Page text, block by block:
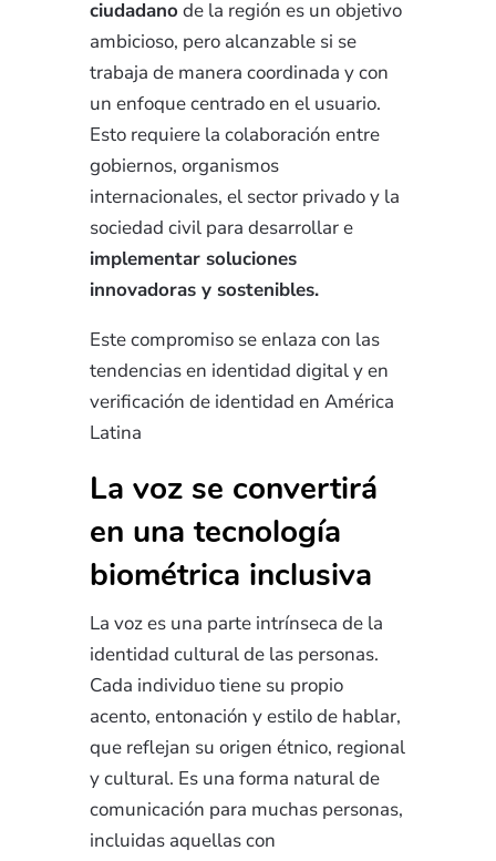
ciudadano de la región es un objetivo
ambicioso, pero alcanzable si se
trabaja de manera coordinada y con
un enfoque centrado en el usuario.
Esto requiere la colaboración entre
gobiernos, organismos
internacionales, el sector privado y la
sociedad civil para desarrollar e
implementar soluciones
innovadoras y sostenibles.
Este compromiso se enlaza con las
tendencias en identidad digital y en
verificación de identidad en América
Latina
La voz se convertirá
en una tecnología
biométrica inclusiva
La voz es una parte intrínseca de la
identidad cultural de las personas.
Cada individuo tiene su propio
acento, entonación y estilo de hablar,
que reflejan su origen étnico, regional
y cultural. Es una forma natural de
comunicación para muchas personas,
incluidas aquellas con